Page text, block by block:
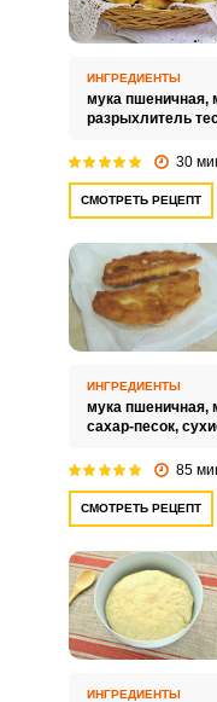
ИНГРЕДИЕНТЫ
мука пшеничная,
разрыхлитель
30
СМОТРЕТЬ РЕЦЕПТ
ИНГРЕДИЕНТЫ
мука пшеничная,
сахар-песок,
85
СМОТРЕТЬ РЕЦЕПТ
ИНГРЕДИЕНТЫ